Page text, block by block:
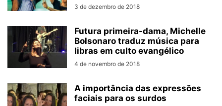
3 de dezembro de 2018
Futura primeira-dama, Michelle
Bolsonaro traduz música para
libras em culto evangélico
4 de novembro de 2018
A importância das expressões
faciais para os surdos